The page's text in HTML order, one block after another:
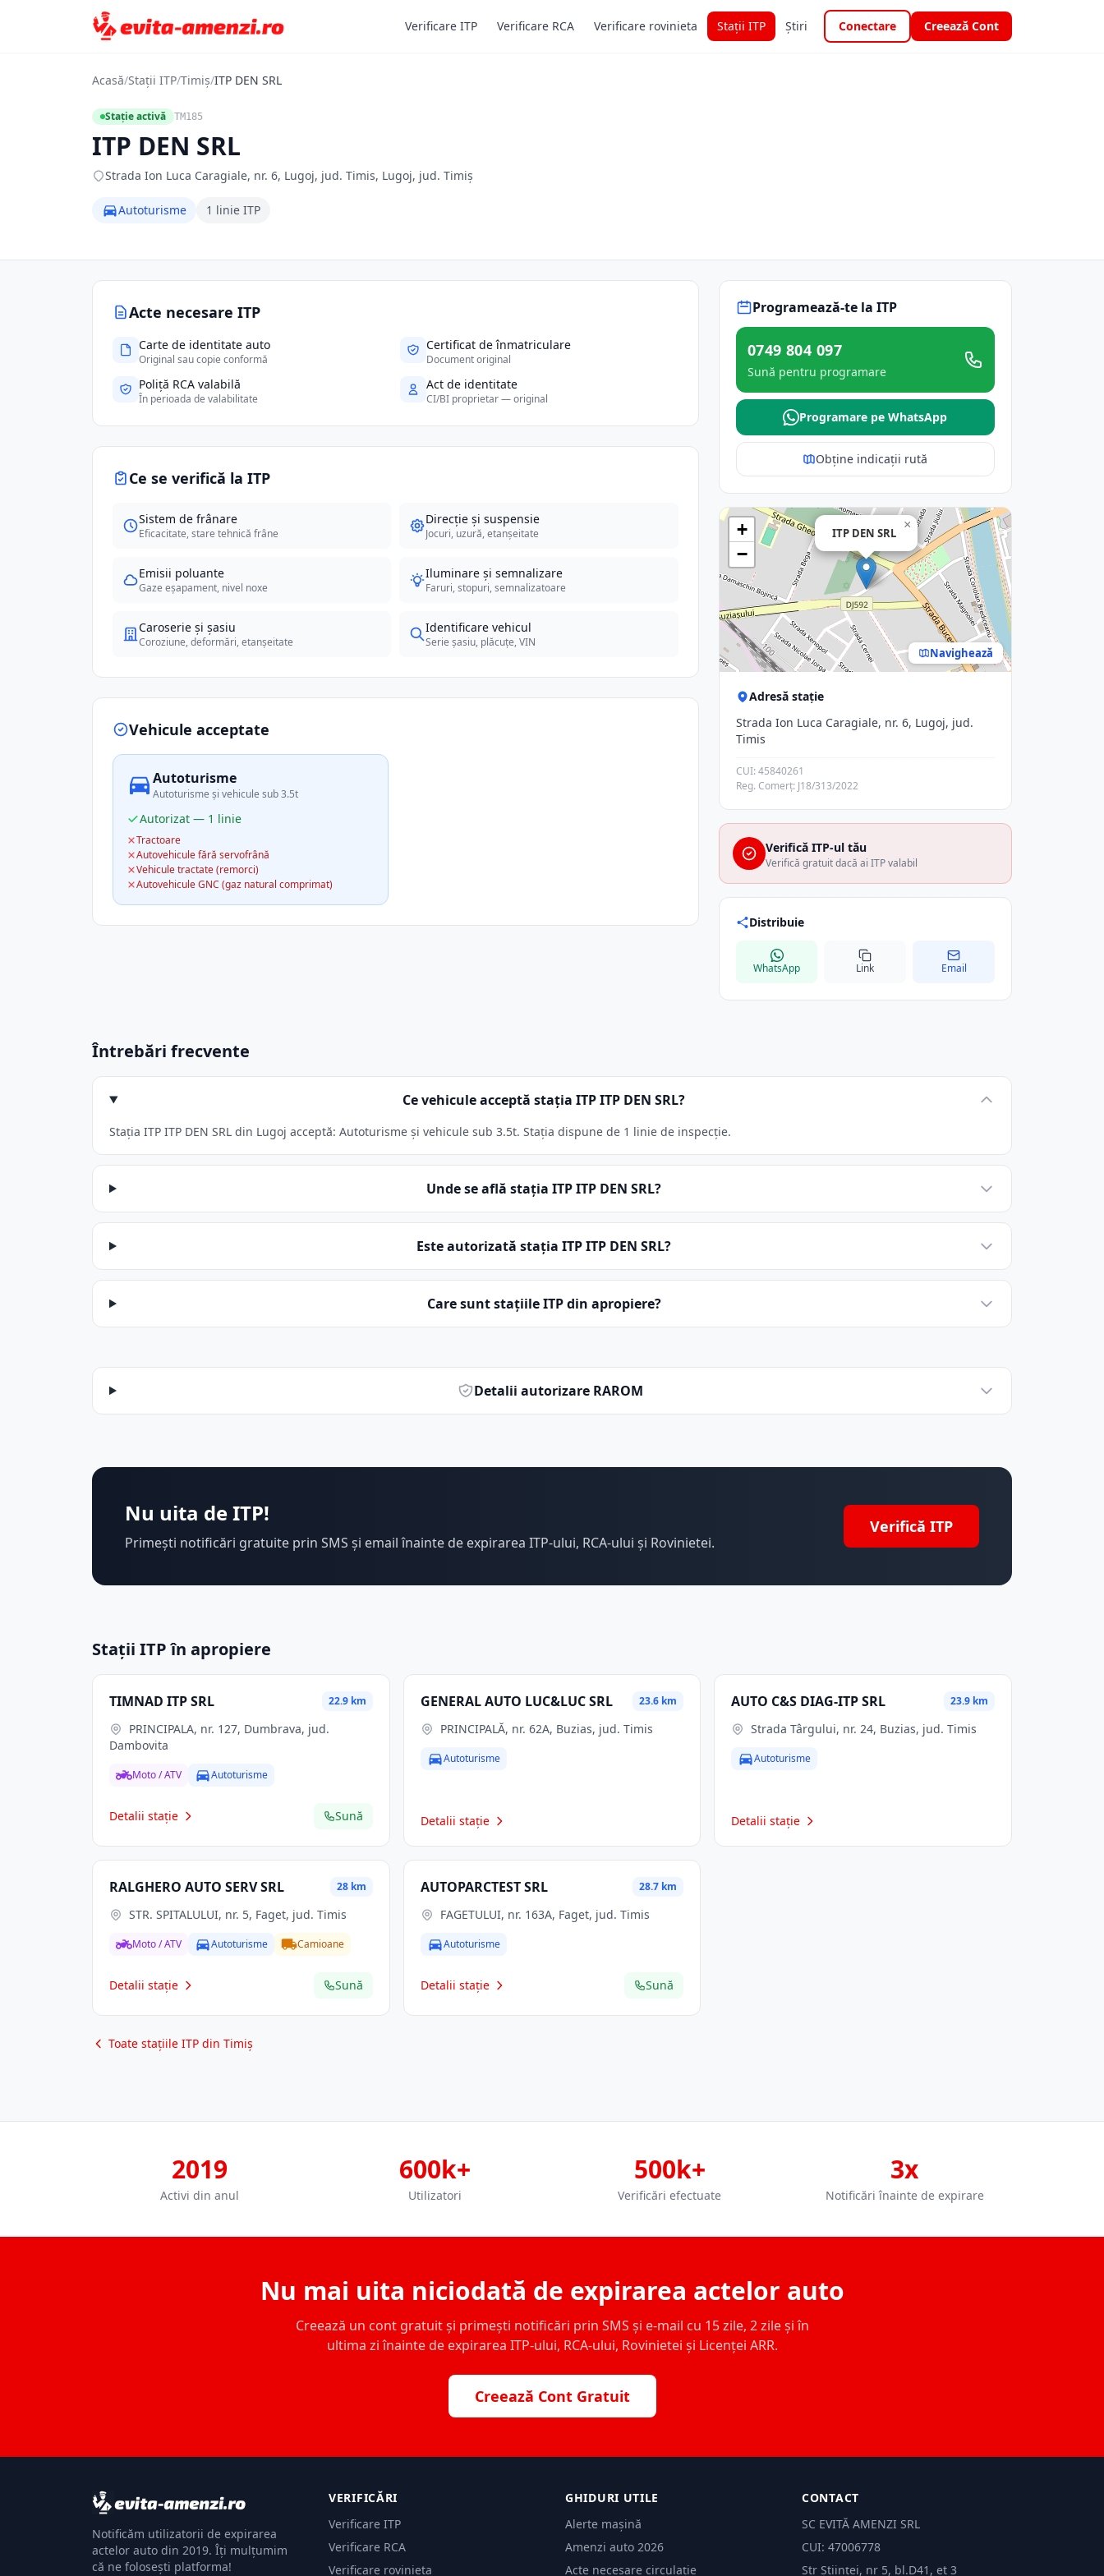
Verificare ITP Verificare RCA Verificare rovinieta Stații ITP Știri Conectare Creează Cont
Acasă/Stații ITP/Timiș/ITP DEN SRL
Stație activă TM185
ITP DEN SRL
Strada Ion Luca Caragiale, nr. 6, Lugoj, jud. Timis, Lugoj, jud. Timiș
Autoturisme 1 linie ITP
Acte necesare ITP
Carte de identitate auto
Original sau copie conformă
Certificat de înmatriculare
Document original
Poliță RCA valabilă
În perioada de valabilitate
Act de identitate
CI/BI proprietar — original
Ce se verifică la ITP
Sistem de frânare
Eficacitate, stare tehnică frâne
Direcție și suspensie
Jocuri, uzură, etanșeitate
Emisii poluante
Gaze eșapament, nivel noxe
Iluminare și semnalizare
Faruri, stopuri, semnalizatoare
Caroserie și șasiu
Coroziune, deformări, etanșeitate
Identificare vehicul
Serie șasiu, plăcuțe, VIN
Vehicule acceptate
Autoturisme
Autoturisme și vehicule sub 3.5t
Autorizat — 1 linie
Tractoare
Autovehicule fără servofrână
Vehicule tractate (remorci)
Autovehicule GNC (gaz natural comprimat)
Programează-te la ITP
0749 804 097
Sună pentru programare
Programare pe WhatsApp
Obține indicații rută
ITP DEN SRL
×
+
−
Navighează
Adresă stație
Strada Ion Luca Caragiale, nr. 6, Lugoj, jud.
Timis
CUI: 45840261
Reg. Comerț: J18/313/2022
Verifică ITP-ul tău
Verifică gratuit dacă ai ITP valabil
Distribuie
WhatsApp Link Email
Întrebări frecvente
Ce vehicule acceptă stația ITP ITP DEN SRL?
Stația ITP ITP DEN SRL din Lugoj acceptă: Autoturisme și vehicule sub 3.5t. Stația dispune de 1 linie de inspecție.
Unde se află stația ITP ITP DEN SRL?
Este autorizată stația ITP ITP DEN SRL?
Care sunt stațiile ITP din apropiere?
Detalii autorizare RAROM
Nu uita de ITP!
Primești notificări gratuite prin SMS și email înainte de expirarea ITP-ului, RCA-ului și Rovinietei.
Verifică ITP
Stații ITP în apropiere
TIMNAD ITP SRL 22.9 km
Dambovita
Moto / ATV Autoturisme
Detalii stație Sună
GENERAL AUTO LUC&LUC SRL 23.6 km
PRINCIPALĂ, nr. 62A, Buzias, jud. Timis
Autoturisme
Detalii stație
AUTO C&S DIAG-ITP SRL 23.9 km
Strada Târgului, nr. 24, Buzias, jud. Timis
Autoturisme
Detalii stație
RALGHERO AUTO SERV SRL 28 km
STR. SPITALULUI, nr. 5, Faget, jud. Timis
Moto / ATV Autoturisme Camioane
Detalii stație Sună
AUTOPARCTEST SRL 28.7 km
FAGETULUI, nr. 163A, Faget, jud. Timis
Autoturisme
Detalii stație Sună
Toate stațiile ITP din Timiș
2019
Activi din anul
600k+
Utilizatori
500k+
Verificări efectuate
3x
Notificări înainte de expirare
Nu mai uita niciodată de expirarea actelor auto
Creează un cont gratuit și primești notificări prin SMS și e-mail cu 15 zile, 2 zile și în
ultima zi înainte de expirarea ITP-ului, RCA-ului, Rovinietei și Licenței ARR.
Creează Cont Gratuit
Notificăm utilizatorii de expirarea
actelor auto din 2019. Îți mulțumim
că ne folosești platforma!
VERIFICĂRI
Verificare ITP
Verificare RCA
Verificare rovinieta
GHIDURI UTILE
Alerte mașină
Amenzi auto 2026
Acte necesare circulație
CONTACT
SC EVITĂ AMENZI SRL
CUI: 47006778
Str Științei, nr 5, bl.D41, et 3